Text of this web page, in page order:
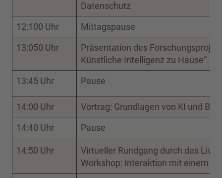
Datenschutz
12:100 Uhr
Mittagspause
13:050 Uhr
Präsentation des
Künstliche Intelligenz zu Hause“
13:45 Uhr
Pause
14:00 Uhr
Vortrag: Grundlagen von KI und Big
14:40 Uhr
Pause
14:50 Uhr
Virtueller Rundgang durch das
Workshop: Interaktion mit einem